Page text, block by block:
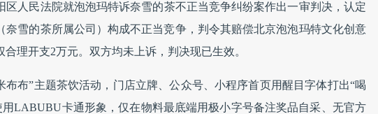
区人民法院就泡泡玛特诉奈雪的茶不正当竞争纠纷案作出一审判决，认定
奈雪的茶所属公司）构成不正当竞争，判令其赔偿北京泡泡玛特文化创意
理开支2万元。双方均未上诉，判决现已生效。
布布”主题茶饮活动，门店立牌、公众号、小程序首页用醒目字体打出“喝
LABUBU卡通形象，仅在物料最底端用极小字号备注奖品自采、无官方